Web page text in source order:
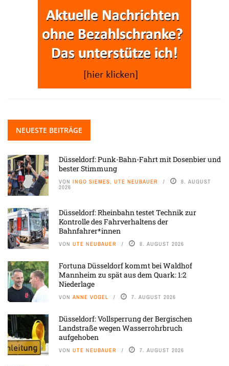
NEUESTE BEITRÄGE
Düsseldorf: Punk-Bahn-Fahrt mit Dosenbier und
bester Stimmung
VON INGO SIEMES, UTE NEUBAUER 8. AUGUST
2026
Düsseldorf: Rheinbahn testet Technik zur
Kontrolle des Fahrverhaltens der
Bahnfahrer*innen
VON UTE NEUBAUER 8. AUGUST 2026
Fortuna Düsseldorf kommt bei Waldhof
Mannheim zu spät aus dem Quark: 1:2
Niederlage
VON ANNE VOGEL 7. AUGUST 2026
Düsseldorf: Vollsperrung der Bergischen
Landstraße wegen Wasserrohrbruch
aufgehoben
VON UTE NEUBAUER 7. AUGUST 2026